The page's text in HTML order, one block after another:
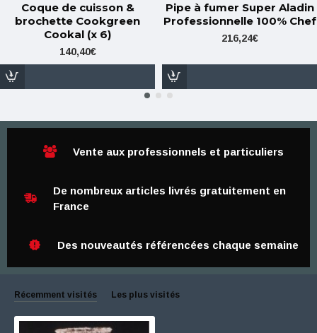
Coque de cuisson &
brochette Cookgreen
Cookal (x 6)
140,40€
Pipe à fumer Super Aladin
Professionnelle 100% Chef
216,24€
Vente aux professionnels et particuliers
De nombreux articles livrés gratuitement en
France
Des nouveautés référencées chaque semaine
Récemment visités Les plus visités